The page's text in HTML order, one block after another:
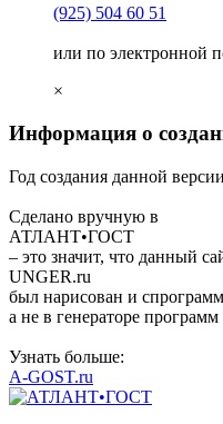
(925) 504 60 51
или по электронной
×
Информация о
Год создания данной
Сделано вручную в
АТЛАНТ•ГОСТ
– это значит, что данный
UNGER.ru
был нарисован и
а не в генераторе
Узнать больше:
A-GOST.ru